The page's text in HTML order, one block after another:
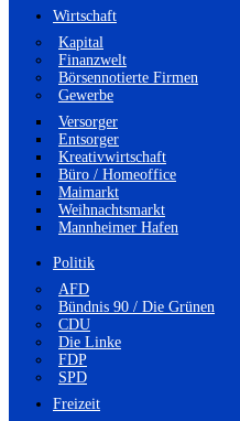
Wirtschaft
Kapital
Finanzwelt
Börsennotierte Firmen
Gewerbe
Versorger
Entsorger
Kreativwirtschaft
Büro / Homeoffice
Maimarkt
Weihnachtsmarkt
Mannheimer Hafen
Politik
AFD
Bündnis 90 / Die Grünen
CDU
Die Linke
FDP
SPD
Freizeit